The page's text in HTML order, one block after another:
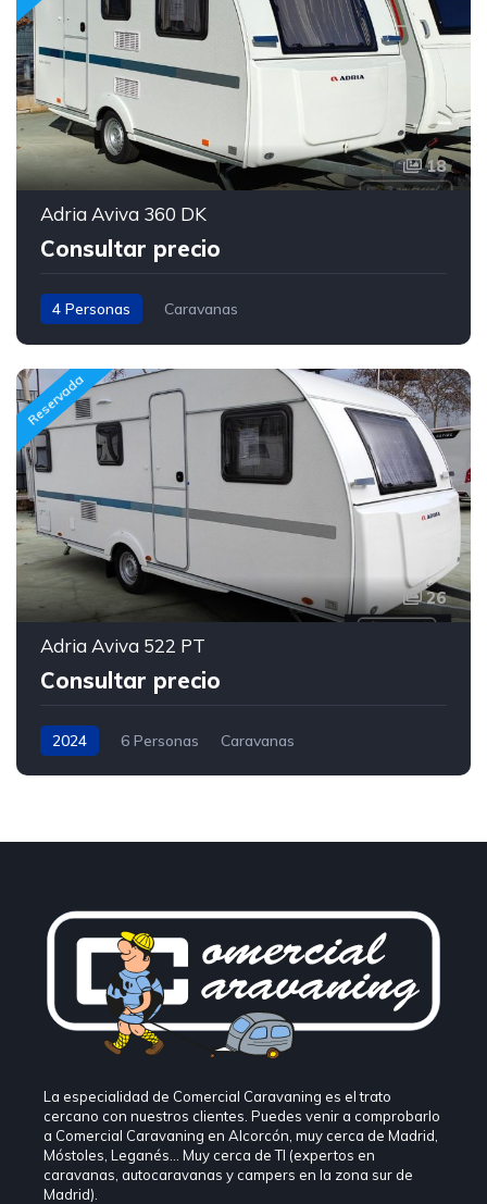
18
Adria Aviva 360 DK
Consultar precio
4 Personas Caravanas
Reservada
26
Adria Aviva 522 PT
Consultar precio
2024 6 Personas Caravanas
La especialidad de Comercial Caravaning es el trato
cercano con nuestros clientes. Puedes venir a comprobarlo
a Comercial Caravaning en Alcorcón, muy cerca de Madrid,
Móstoles, Leganés… Muy cerca de TI (expertos en
caravanas, autocaravanas y campers en la zona sur de
Madrid).